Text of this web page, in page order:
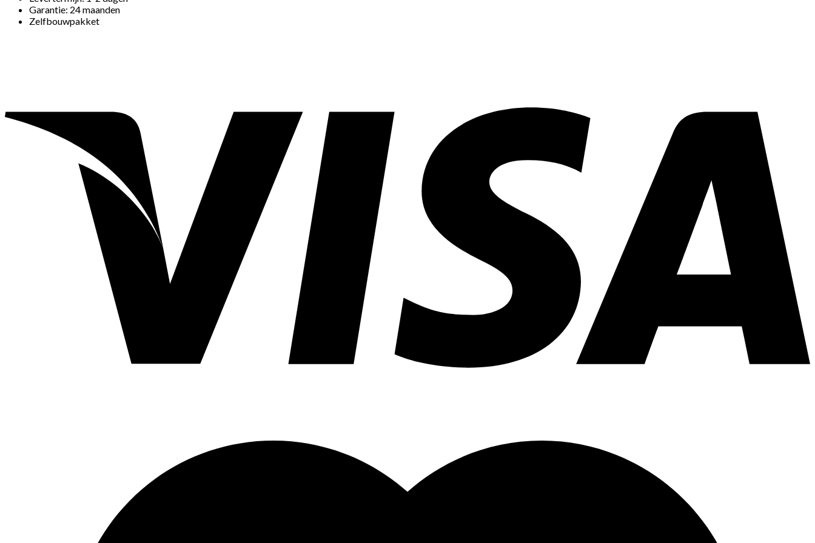
Garantie: 24 maanden
Zelfbouwpakket